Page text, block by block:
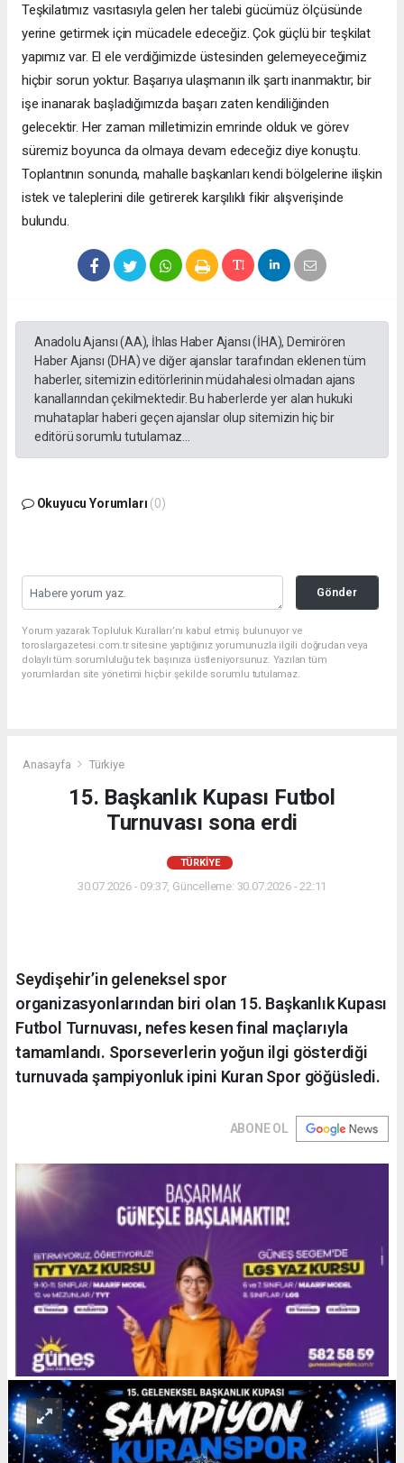
Teşkilatımız vasıtasıyla gelen her talebi gücümüz ölçüsünde
yerine getirmek için mücadele edeceğiz. Çok güçlü bir teşkilat
yapımız var. El ele verdiğimizde üstesinden gelemeyeceğimiz
hiçbir sorun yoktur. Başarıya ulaşmanın ilk şartı inanmaktır; bir
işe inanarak başladığımızda başarı zaten kendiliğinden
gelecektir. Her zaman milletimizin emrinde olduk ve görev
süremiz boyunca da olmaya devam edeceğiz diye konuştu.
Toplantının sonunda, mahalle başkanları kendi bölgelerine ilişkin
istek ve taleplerini dile getirerek karşılıklı fikir alışverişinde
bulundu.
Anadolu Ajansı (AA), İhlas Haber Ajansı (İHA), Demirören
Haber Ajansı (DHA) ve diğer ajanslar tarafından eklenen tüm
haberler, sitemizin editörlerinin müdahalesi olmadan ajans
kanallarından çekilmektedir. Bu haberlerde yer alan hukuki
muhataplar haberi geçen ajanslar olup sitemizin hiç bir
editörü sorumlu tutulamaz...
Okuyucu Yorumları (0)
Gönder
Yorum yazarak Topluluk Kuralları’nı kabul etmiş bulunuyor ve
toroslargazetesi.com.tr sitesine yaptığınız yorumunuzla ilgili doğrudan veya
dolaylı tüm sorumluluğu tek başınıza üstleniyorsunuz. Yazılan tüm
yorumlardan site yönetimi hiçbir şekilde sorumlu tutulamaz.
Anasayfa Türkiye
15. Başkanlık Kupası Futbol
Turnuvası sona erdi
TÜRKIYE
30.07.2026 - 09:37, Güncelleme: 30.07.2026 - 22:11
Seydişehir’in geleneksel spor
organizasyonlarından biri olan 15. Başkanlık Kupası
Futbol Turnuvası, nefes kesen final maçlarıyla
tamamlandı. Sporseverlerin yoğun ilgi gösterdiği
turnuvada şampiyonluk ipini Kuran Spor göğüsledi.
ABONE OL